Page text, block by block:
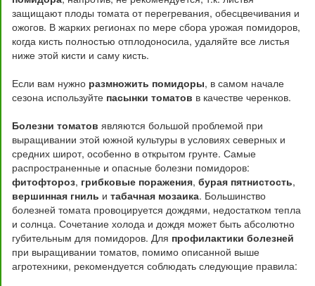
защищают плоды томата от перегревания, обесцвечивания и
ожогов. В жарких регионах по мере сбора урожая помидоров,
когда кисть полностью отплодоносила, удаляйте все листья
ниже этой кисти и саму кисть.
Если вам нужно размножить помидоры, в самом начале
сезона используйте пасынки томатов в качестве черенков.
Болезни томатов являются большой проблемой при
выращивании этой южной культуры в условиях северных и
средних широт, особенно в открытом грунте. Самые
распространенные и опасные болезни помидоров:
фитофтороз, грибковые поражения, бурая пятнистость,
вершинная гниль и табачная мозаика. Большинство
болезней томата провоцируется дождями, недостатком тепла
и солнца. Сочетание холода и дождя может быть абсолютно
губительным для помидоров. Для профилактики болезней
при выращивании томатов, помимо описанной выше
агротехники, рекомендуется соблюдать следующие правила: